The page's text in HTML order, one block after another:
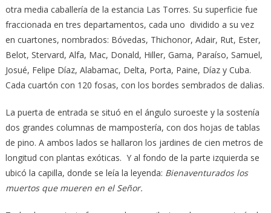
otra media caballería de la estancia Las Torres. Su superficie fue
fraccionada en tres departamentos, cada uno dividido a su vez
en cuartones, nombrados: Bóvedas, Thichonor, Adair, Rut, Ester,
Belot, Stervard, Alfa, Mac, Donald, Hiller, Gama, Paraíso, Samuel,
Josué, Felipe Díaz, Alabamac, Delta, Porta, Paine, Díaz y Cuba.
Cada cuartón con 120 fosas, con los bordes sembrados de dalias.
La puerta de entrada se situó en el ángulo suroeste y la sostenía
dos grandes columnas de mampostería, con dos hojas de tablas
de pino. A ambos lados se hallaron los jardines de cien metros de
longitud con plantas exóticas. Y al fondo de la parte izquierda se
ubicó la capilla, donde se leía la leyenda: Bienaventurados los
muertos que mueren en el Señor.